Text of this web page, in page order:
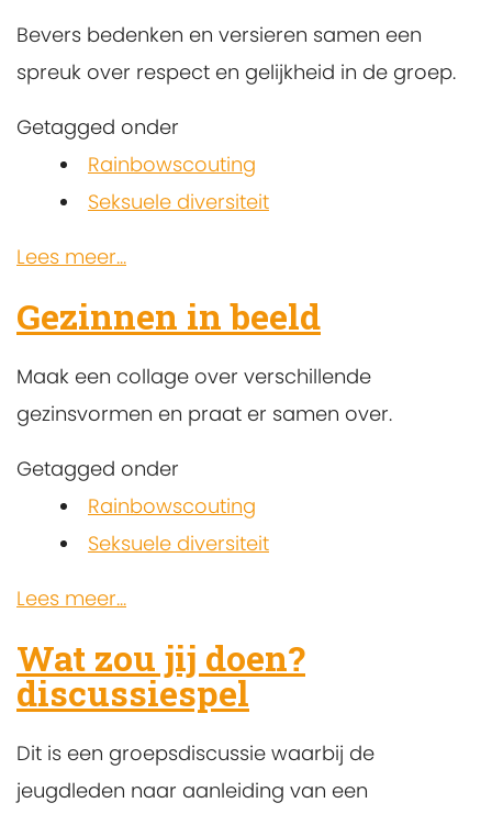
Bevers bedenken en versieren samen een
spreuk over respect en gelijkheid in de groep.
Getagged onder
Rainbowscouting
Seksuele diversiteit
Lees meer...
Gezinnen in beeld
Maak een collage over verschillende
gezinsvormen en praat er samen over.
Getagged onder
Rainbowscouting
Seksuele diversiteit
Lees meer...
Wat zou jij doen?
discussiespel
Dit is een groepsdiscussie waarbij de
jeugdleden naar aanleiding van een